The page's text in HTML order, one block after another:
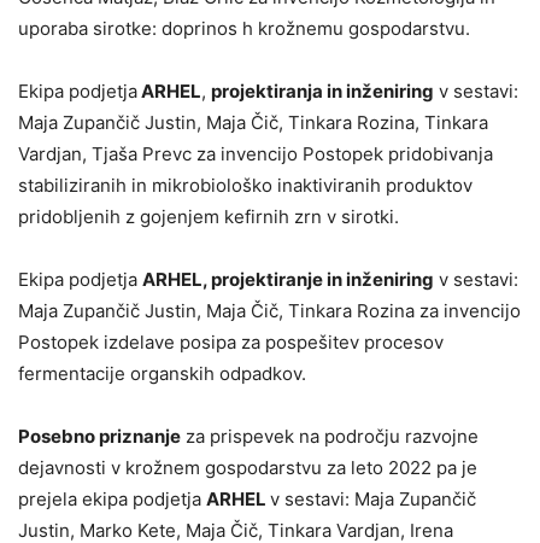
uporaba sirotke: doprinos h krožnemu gospodarstvu.
Ekipa podjetjaARHEL, projektiranja in inženiring v sestavi:
Maja Zupančič Justin, Maja Čič, Tinkara Rozina, Tinkara
Vardjan, Tjaša Prevc za invencijo Postopek pridobivanja
stabiliziranih in mikrobiološko inaktiviranih produktov
pridobljenih z gojenjem kefirnih zrn v sirotki.
Ekipa podjetja ARHEL, projektiranje in inženiring v sestavi:
Maja Zupančič Justin, Maja Čič, Tinkara Rozina za invencijo
Postopek izdelave posipa za pospešitev procesov
fermentacije organskih odpadkov.
Posebno priznanje za prispevek na področju razvojne
dejavnosti v krožnem gospodarstvu za leto 2022 pa je
prejela ekipa podjetja ARHEL v sestavi: Maja Zupančič
Justin, Marko Kete, Maja Čič, Tinkara Vardjan, Irena